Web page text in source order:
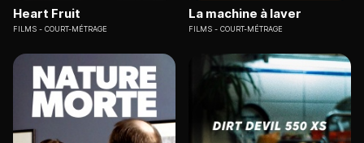
Heart Fruit
FILMS COURT-MÉTRAGE
La machine à laver
FILMS COURT-MÉTRAGE